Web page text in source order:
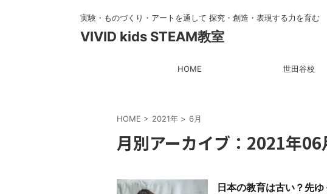
実験・ものづくり・アートを通して 探究・創造・表現する力を育む
VIVID kids STEAM教室
HOME 世田谷校
HOME > 2021年 > 6月
月別アーカイブ：2021年06
日本の教育は古い？先